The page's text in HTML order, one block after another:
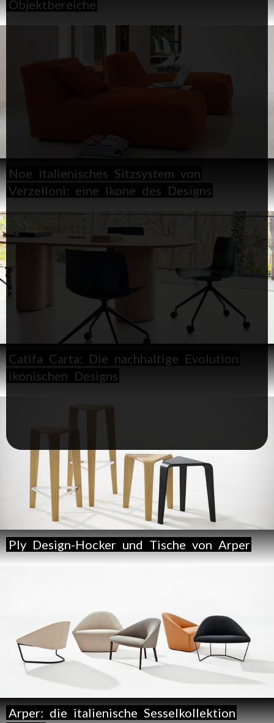
Objektbereiche
Noe italienisches Sitzsystem von
Verzelloni: eine Ikone des Designs
Catifa Carta: Die nachhaltige Evolution
ikonischen Designs
Ply Design-Hocker und Tische von Arper
Arper: die italienische Sesselkollektion